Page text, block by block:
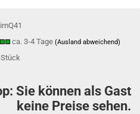
ca. 3-4 Tage(Ausland abweichend)
Stück
Sie können als Gast
keine Preise sehen.